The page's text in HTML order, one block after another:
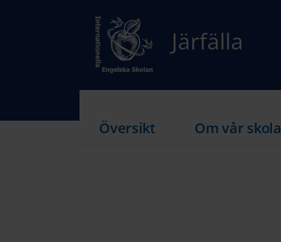
Järfälla
Översikt Om vår skola